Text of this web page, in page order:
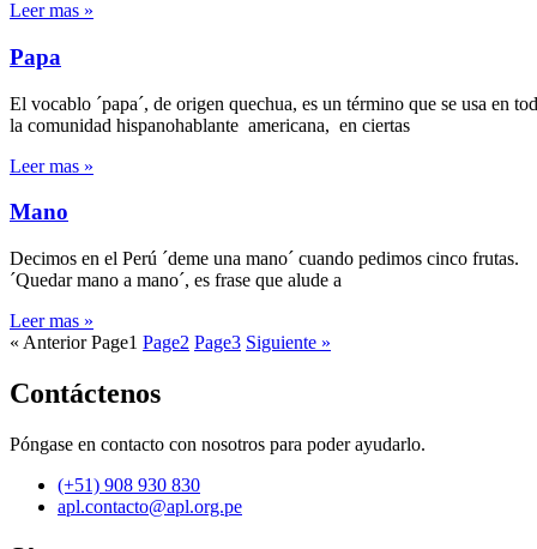
Leer mas »
Papa
El vocablo ´papa´, de origen quechua, es un término que se usa en
la comunidad hispanohablante americana, en ciertas
Leer mas »
Mano
Decimos en el Perú ´deme una mano´ cuando pedimos cinco frutas.
´Quedar mano a mano´, es frase que alude a
Leer mas »
« Anterior Page1 Page2 Page3 Siguiente »
Contáctenos
Póngase en contacto con nosotros para poder ayudarlo.
(+51) 908 930 830
apl.contacto@apl.org.pe